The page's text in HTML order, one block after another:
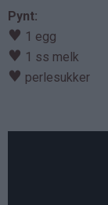
Pynt:
♥ 1 egg
♥ 1 ss melk
♥ perlesukker